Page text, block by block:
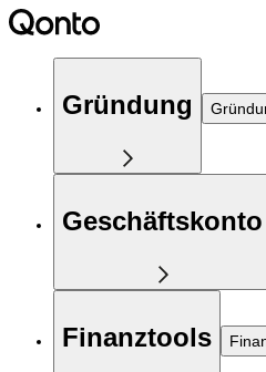
Gründung
Geschäftskonto
Finanztools